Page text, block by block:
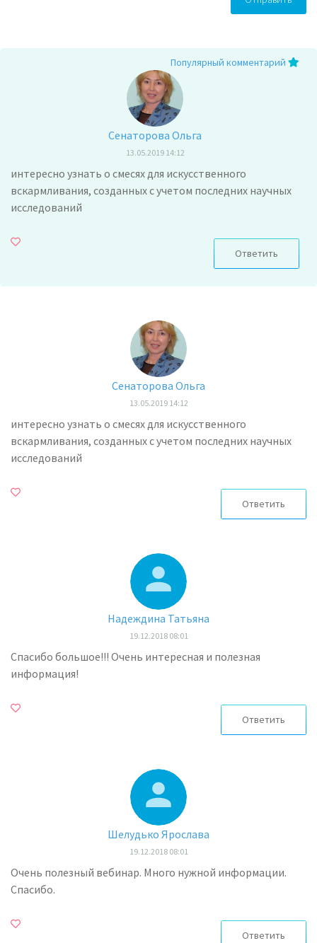
Популярный комментарий
Сенаторова Ольга
13.05.2019 14:12
интересно узнать о смесях для искусственного
вскармливания, созданных с учетом последних научных
исследований
Ответить
Сенаторова Ольга
13.05.2019 14:12
интересно узнать о смесях для искусственного
вскармливания, созданных с учетом последних научных
исследований
Ответить
Надеждина Татьяна
19.12.2018 08:01
Спасибо большое!!! Очень интересная и полезная
информация!
Ответить
Шелудько Ярослава
19.12.2018 08:01
Очень полезный вебинар. Много нужной информации.
Спасибо.
Ответить